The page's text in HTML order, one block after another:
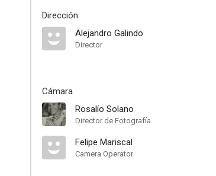
Dirección
Alejandro Galindo
Director
Cámara
Rosalío Solano
Director de Fotografía
Felipe Mariscal
Camera Operator